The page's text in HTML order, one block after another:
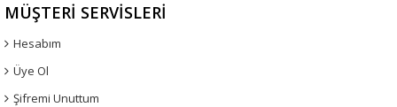
MÜŞTERI SERVISLERI
Hesabım
Üye Ol
Şifremi Unuttum